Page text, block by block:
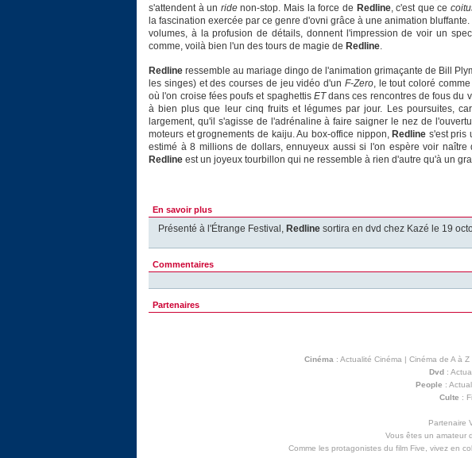
s'attendent à un ridenon-stop. Mais la force de Redline, c'est que ce
la fascination exercée par ce genre d'ovni grâce à une animation
volumes, à la profusion de détails, donnent l'impression de voir un
comme, voilà bien l'un des tours de magie de Redline.
Redline ressemble au mariage dingo de l'animation grimaçante de Bill
les singes) et des courses de jeu vidéo d'un F-Zero, le tout coloré
où l'on croise fées poufs et spaghettis ETdans ces rencontres de fous du
à bien plus que leur cinq fruits et légumes par jour. Les poursuites,
largement, qu'il s'agisse de l'adrénaline à faire saigner le nez de
moteurs et grognements de kaiju. Au box-office nippon, Redline s'est pris
estimé à 8 millions de dollars, ennuyeux aussi si l'on espère voir naître
Redline est un joyeux tourbillon qui ne ressemble à rien d'autre qu'à un
En savoir plus
Présenté à l'Étrange Festival, Redline sortira en dvd chez Kazé le 19
Commentaires
Partenaires
Cinéma : Actualité Cinéma | Cinéma de A à Z
Dvd:
People :
Culte :
Partenaire
Vous êtes un amateur
Comme les protagonistes du film Five, vivez en